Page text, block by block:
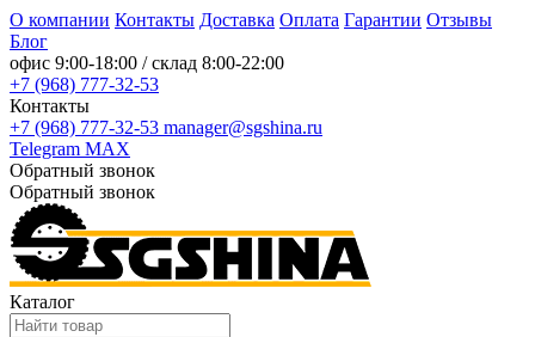
О компании Контакты Доставка Оплата Гарантии Отзывы
Блог
офис 9:00-18:00 / склад 8:00-22:00
+7 (968) 777-32-53
Контакты
+7 (968) 777-32-53 manager@sgshina.ru
Telegram MAX
Обратный звонок
Обратный звонок
Каталог